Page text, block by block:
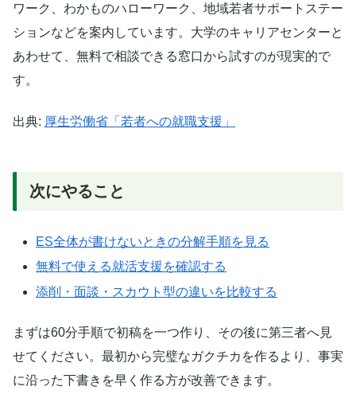
ワーク、わかものハローワーク、地域若者サポートステー
ションなどを案内しています。大学のキャリアセンターと
あわせて、無料で相談できる窓口から試すのが現実的で
す。
出典: 厚生労働省「若者への就職支援」
次にやること
ES全体が書けないときの分解手順を見る
無料で使える就活支援を確認する
添削・面談・スカウト型の違いを比較する
まずは60分手順で初稿を一つ作り、その後に第三者へ見
せてください。最初から完璧なガクチカを作るより、事実
に沿った下書きを早く作る方が改善できます。